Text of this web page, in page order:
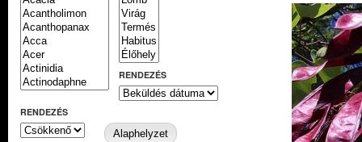
RENDEZÉS
RENDEZÉS